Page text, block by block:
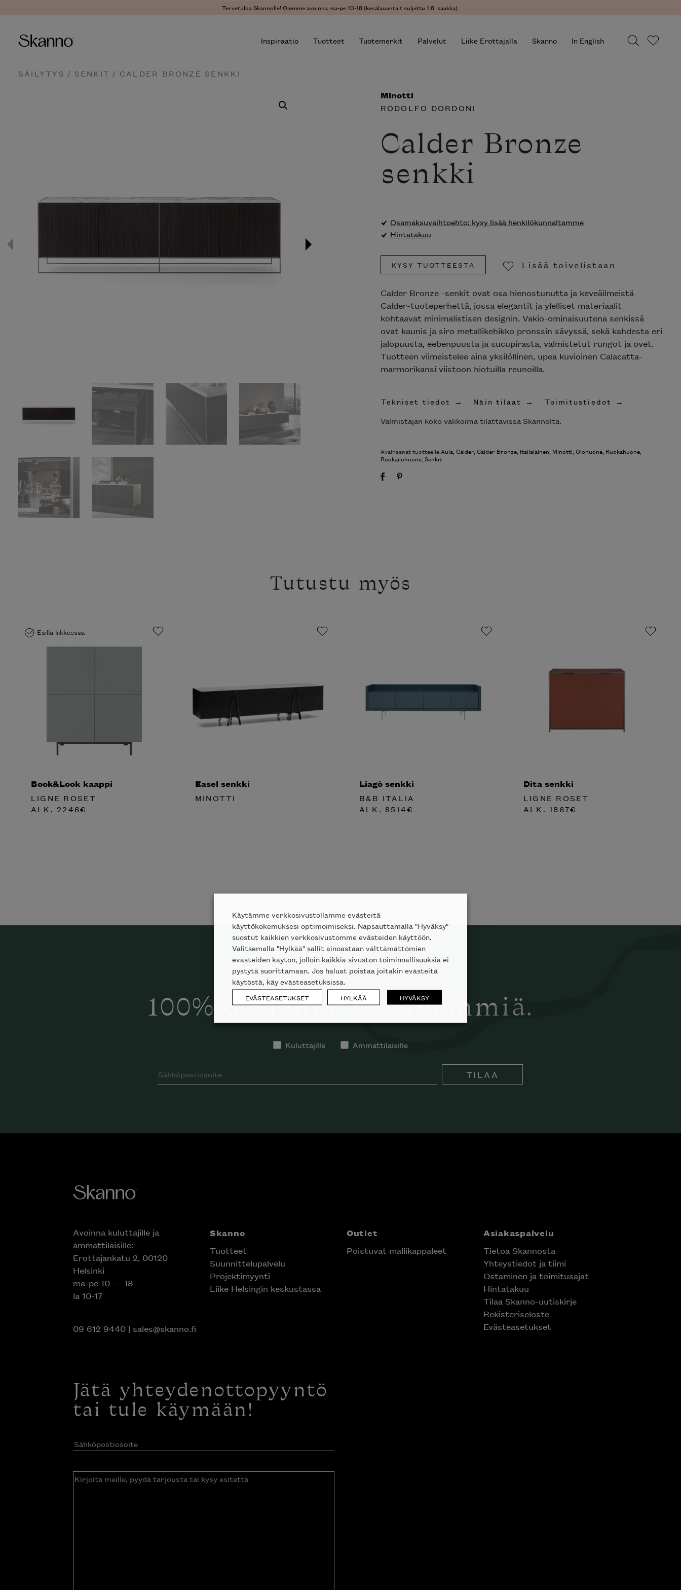
Tervetuloa Skannolle! Olemme avoinna ma-pe 10-18 (kesälauantait suljettu 1.8. saakka).
Inspiraatio Tuotteet Tuotemerkit Palvelut Liike Erottajalla Skanno In English
Haku
SÄILYTYS / SENKIT / CALDER BRONZE SENKKI
Minotti
RODOLFO DORDONI
Calder Bronze
senkki
Osamaksuvaihtoehto: kysy lisää henkilökunnaltamme
Hintatakuu
KYSY TUOTTEESTA
Lisää toivelistaan
Calder Bronze -senkit ovat osa hienostunutta ja keveäilmeistä
Calder-tuoteperhettä, jossa elegantit ja ylelliset materiaalit
kohtaavat minimalistisen designin. Vakio-ominaisuutena senkissä
ovat kaunis ja siro metallikehikko pronssin sävyssä, sekä kahdesta
eri jalopuusta, eebenpuusta ja sucupirasta, valmistetut rungot ja
ovet. Tuotteen viimeistelee aina yksilöllinen, upea kuvioinen
Calacatta-marmorikansi viistoon hiotuilla reunoilla.
Tekniset tiedot Näin tilaat
Toimitustiedot
Valmistajan koko valikoima tilattavissa Skannolta.
Avainsanat tuotteelleAula,Calder,Calder Bronze,Italialainen,Minotti,Olohuone,Ruokahuone,
Ruokailuhuone,Senkit
Tutustu myös
LIGNE ROSET
ALK.2246€
MINOTTI
B&B ITALIA
ALK. 8514€
LIGNE ROSET
ALK.1867€
TILAA SKANNO-UUTISKIRJE
100% designia. 0% spämmiä.
TILAA
ammattilaisille:
Erottajankatu 2, 00120
Helsinki
ma-pe 10 — 18
la 10-17
sales@skanno.fi
Tuotteet
Suunnittelupalvelu
Projektimyynti
Liike Helsingin keskustassa
Poistuvat mallikappaleet
Tietoa Skannosta
Yhteystiedot ja tiimi
Ostaminen ja toimitusajat
Hintatakuu
Tilaa Skanno-uutiskirje
Rekisteriseloste
Evästeasetukset
Jätä yhteydenottopyyntö
tai tule käymään!
Sähköpostiosoite(Pakollinen)
Kirjoita
Haluatko tilata
Inspiroidu italialaisen merkin laadukkaasta
huonekalumallistosta.
Käytämme verkkosivustollamme evästeitä
käyttökokemuksesi optimoimiseksi. Napsauttamalla "Hyväksy"
suostut kaikkien verkkosivustomme evästeiden käyttöön.
Valitsemalla "Hylkää" sallit ainoastaan välttämättömien
evästeiden käytön, jolloin kaikkia sivuston toiminnallisuuksia ei
pystytä suorittamaan. Jos haluat poistaa joitakin evästeitä
käytöstä, käy evästeasetuksissa.
EVÄSTEASETUKSET HYLKÄÄ HYVÄKSY